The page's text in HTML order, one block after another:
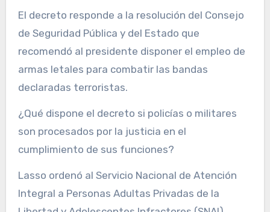
El decreto responde a la resolución del Consejo
de Seguridad Pública y del Estado que
recomendó al presidente disponer el empleo de
armas letales para combatir las bandas
declaradas terroristas.
¿Qué dispone el decreto si policías o militares
son procesados por la justicia en el
cumplimiento de sus funciones?
Lasso ordenó al Servicio Nacional de Atención
Integral a Personas Adultas Privadas de la